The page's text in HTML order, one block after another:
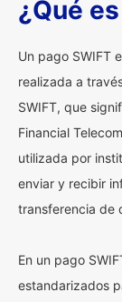
¿Qué
Un pago SWIFT
realizada a
SWIFT, que
Financial
utilizada por
enviar y recibir
transferencia de
En un pago
estandarizados